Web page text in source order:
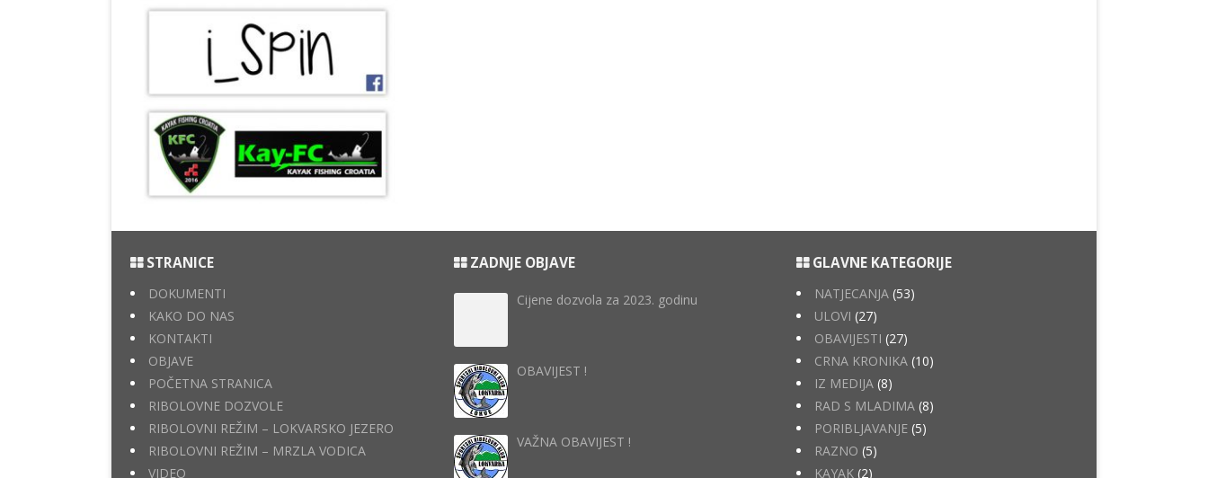
STRANICE
DOKUMENTI
KAKO DO NAS
KONTAKTI
OBJAVE
POČETNA STRANICA
RIBOLOVNE DOZVOLE
RIBOLOVNI REŽIM – LOKVARSKO JEZERO
RIBOLOVNI REŽIM – MRZLA VODICA
VIDEO
ZADNJE OBJAVE
Cijene dozvola za 2023. godinu
OBAVIJEST !
VAŽNA OBAVIJEST !
GLAVNE KATEGORIJE
NATJECANJA(53)
ULOVI (27)
OBAVIJESTI (27)
CRNA KRONIKA(10)
IZ MEDIJA(8)
RAD S MLADIMA(8)
PORIBLJAVANJE(5)
RAZNO (5)
KAYAK(2)